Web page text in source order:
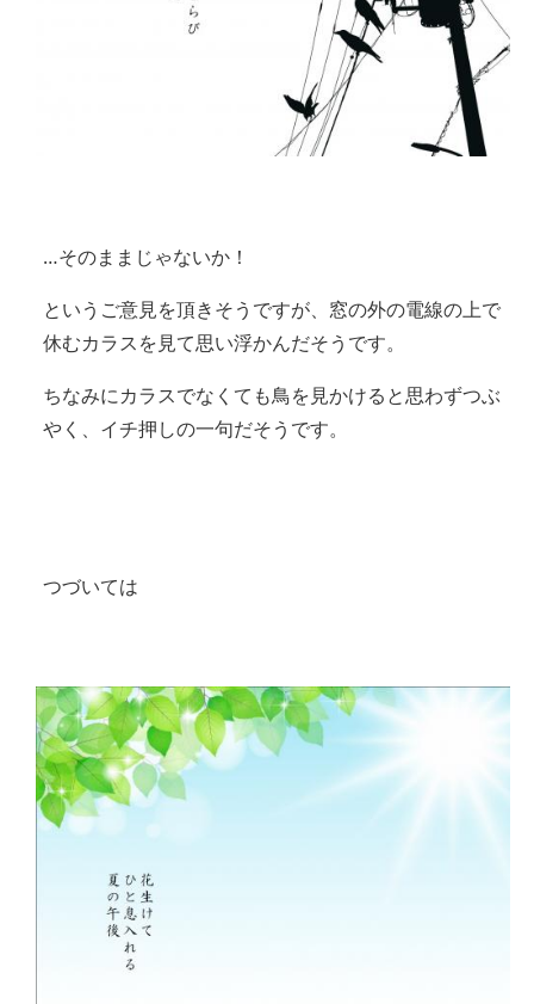
…そのままじゃないか！
というご意見を頂きそうですが、窓の外の電線の上で
休むカラスを見て思い浮かんだそうです。
ちなみにカラスでなくても鳥を見かけると思わずつぶ
やく、イチ押しの一句だそうです。
つづいては